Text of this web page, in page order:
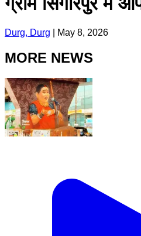
Durg, Durg May 8, 2026
MORE NEWS